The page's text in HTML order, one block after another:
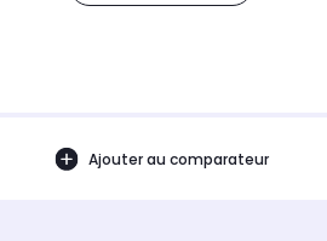
Ajouter au comparateur